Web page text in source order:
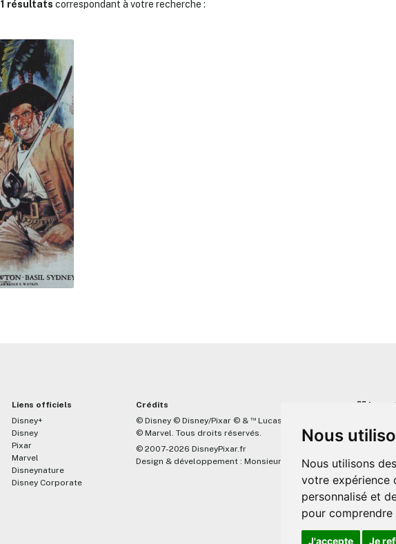
Nous
Nous utilisons
votre expérience
personnalisé et
pour
J'accepte Je
1 résultats correspondant à votre recherche :
Liens officiels
Disney+
Disney
Pixar
Marvel
Disneynature
Disney Corporate
Crédits
© Disney © Disney/Pixar © & ™ Lucasfilm LTD
© Marvel. Tous droits réservés.
© 2007-2026 DisneyPixar.fr
Design & développement : MonsieurPaul
☝🏼
lié de
Pixar